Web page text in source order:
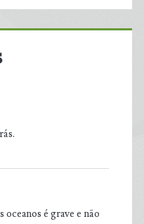
é grave e não